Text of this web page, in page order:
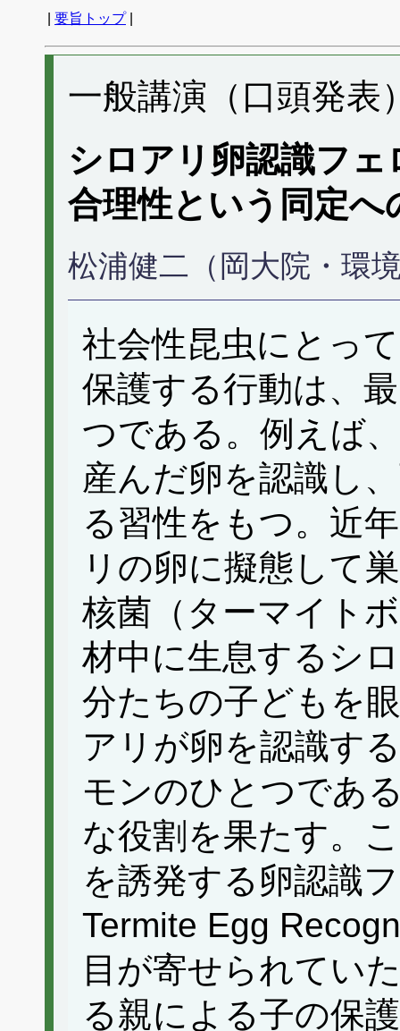
要旨トップ|
一般講演（口頭発表
シロアリ卵認識フ
合理性という同定へ
松浦健二（岡大院・環
社会性昆虫にとっ
保護する行動は、
つである。例えば
産んだ卵を認識し
る習性をもつ。近
リの卵に擬態して
核菌（ターマイト
材中に生息するシ
分たちの子どもを
アリが卵を認識す
モンのひとつであ
な役割を果たす。
を誘発する卵認識
Termite Egg
目が寄せられてい
る親による子の保